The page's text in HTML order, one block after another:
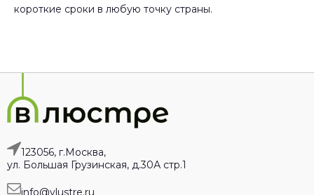
короткие сроки в любую точку страны.
123056, г.Москва,
ул. Большая Грузинская, д.30А стр.1
info@vlustre.ru